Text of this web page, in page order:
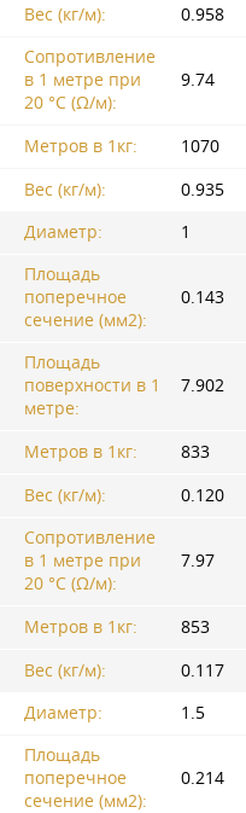
Вес (кг/м):
0.958
Сопротивление
в 1 метре при
20 °C (Ω/м):
9.74
Метров в 1кг:
1070
Вес (кг/м):
0.935
Диаметр:
1
Площадь
поперечное
сечение (мм2):
0.143
Площадь
поверхности в 1
метре:
7.902
Метров в 1кг:
833
Вес (кг/м):
0.120
Сопротивление
в 1 метре при
20 °C (Ω/м):
7.97
Метров в 1кг:
853
Вес (кг/м):
0.117
Диаметр:
1.5
Площадь
поперечное
сечение (мм2):
0.214